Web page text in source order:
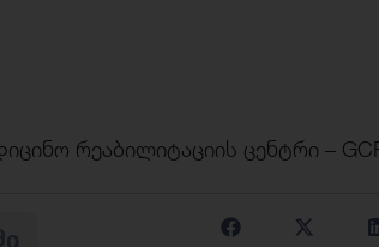
რეაბილიტაციის ცენტრი –